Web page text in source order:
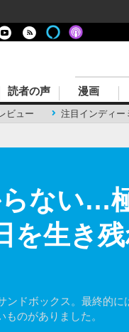
ビュー 注目インディー
読者の声 漫画
ない…
生き残
ンドボックス。最終的
のがありました。